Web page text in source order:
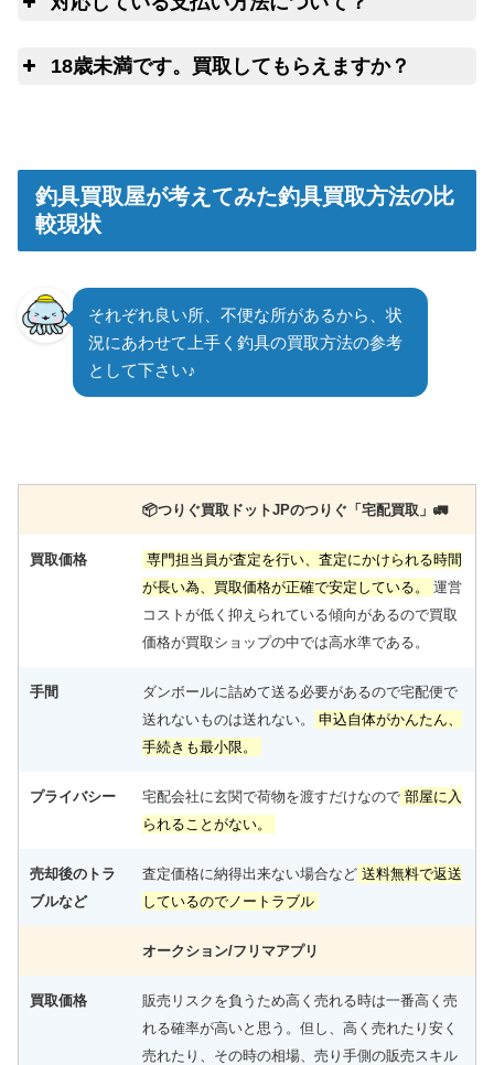
18歳未満です。買取してもらえますか？
釣具買取屋が考えてみた釣具買取方法の比
較現状
それぞれ良い所、不便な所があるから、状
況にあわせて上手く釣具の買取方法の参考
として下さい♪
📦️つりぐ買取ドットJPのつりぐ「宅配買取」🚛
買取価格
専門担当員が査定を行い、査定にかけられる時間
が長い為、買取価格が正確で安定している。 運営
コストが低く抑えられている傾向があるので買取
価格が買取ショップの中では高水準である。
手間
ダンボールに詰めて送る必要があるので宅配便で
送れないものは送れない。
申込自体がかんたん、
手続きも最小限。
プライバシー 宅配会社に玄関で荷物を渡すだけなので 部屋に入
られることがない。
売却後のトラ
ブルなど
査定価格に納得出来ない場合など 送料無料で返送
しているのでノートラブル
オークション/フリマアプリ
買取価格
販売リスクを負うため高く売れる時は一番高く売
れる確率が高いと思う。但し、高く売れたり安く
売れたり、その時の相場、売り手側の販売スキル